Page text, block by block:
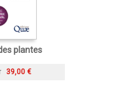
plantes
39,00 €